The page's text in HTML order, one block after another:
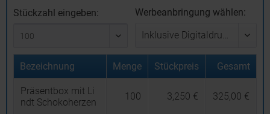
Stückzahl eingeben: Werbeanbringung wählen:
Bezeichnung Menge Stückpreis Gesamt
Präsentbox mit Li
ndt Schokoherzen
100 3,250 € 325,00 €